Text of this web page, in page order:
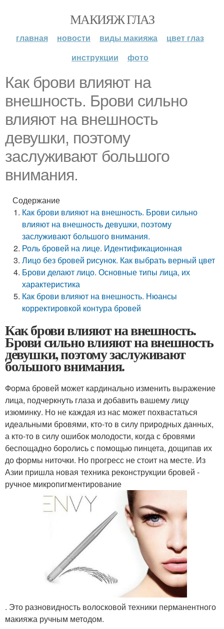
МАКИЯЖ ГЛАЗ
главная новости виды макияжа
цвет глаз
инструкции
фото
Как брови влияют на
внешность. Брови сильно
влияют на внешность
девушки, поэтому
заслуживают большого
внимания.
Содержание
Как брови влияют на внешность. Брови сильно
влияют на внешность девушки, поэтому
заслуживают большого внимания.
Роль бровей на лице. Идентификационная
Лицо без бровей рисунок. Как выбрать верный цвет
Брови делают лицо. Основные типы лица, их
характеристика
Как брови влияют на внешность. Нюансы
корректировкой контура бровей
Как брови влияют на внешность.
Брови сильно влияют на внешность
девушки, поэтому заслуживают
большого внимания.
Форма бровей может кардинально изменить выражение
лица, подчеркнуть глаза и добавить вашему лицу
изюминку. Но не каждая из нас может похвастаться
идеальными бровями, кто-то в силу природных данных,
а кто-то в силу ошибок молодости, когда с бровями
беспощадно боролись с помощью пинцета, дощипав их
до формы ниточки. Но прогресс не стоит на месте. Из
Азии пришла новая техника реконструкции бровей -
ручное микропигментирование
. Это разновидность волосковой техники перманентного
макияжа ручным методом.